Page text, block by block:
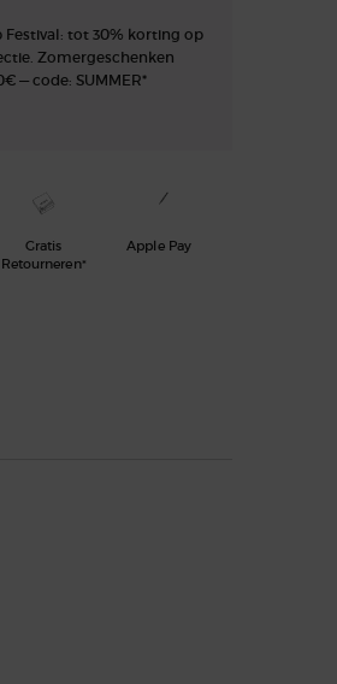
Festival: tot 30% korting op
Zomergeschenken
— code: SUMMER*
Gratis
Retourneren*
Apple Pay